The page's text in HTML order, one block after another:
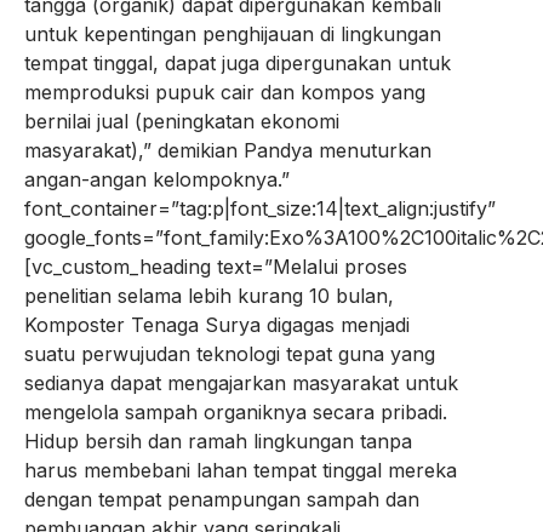
tangga (organik) dapat dipergunakan kembali
untuk kepentingan penghijauan di lingkungan
tempat tinggal, dapat juga dipergunakan untuk
memproduksi pupuk cair dan kompos yang
bernilai jual (peningkatan ekonomi
masyarakat),” demikian Pandya menuturkan
angan-angan kelompoknya.”
font_container=”tag:p|font_size:14|text_align:justify”
[vc_custom_heading text=”Melalui proses
penelitian selama lebih kurang 10 bulan,
Komposter Tenaga Surya digagas menjadi
suatu perwujudan teknologi tepat guna yang
sedianya dapat mengajarkan masyarakat untuk
mengelola sampah organiknya secara pribadi.
Hidup bersih dan ramah lingkungan tanpa
harus membebani lahan tempat tinggal mereka
dengan tempat penampungan sampah dan